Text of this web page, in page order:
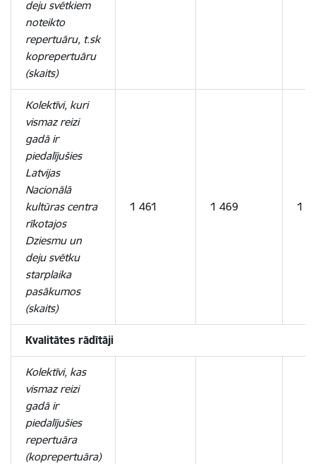
deju svētkiem
noteikto
repertuāru, t.sk
koprepertuāru
(skaits)
Kolektīvi, kuri
vismaz reizi
gadā ir
piedalījušies
Latvijas
Nacionālā
kultūras centra
rīkotajos
Dziesmu un
deju svētku
starplaika
pasākumos
(skaits)
1 461 1 469 1
Kvalitātes rādītāji
Kolektīvi, kas
vismaz reizi
gadā ir
piedalījušies
repertuāra
(koprepertuāra)